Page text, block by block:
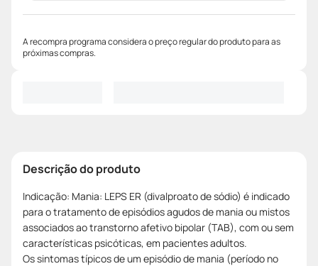
A recompra programa considera o preço regular do produto para as
próximas compras.
Descrição do produto
Indicação: Mania: LEPS ER (divalproato de sódio) é indicado
para o tratamento de episódios agudos de mania ou mistos
associados ao transtorno afetivo bipolar (TAB), com ou sem
características psicóticas, em pacientes adultos.
Os sintomas típicos de um episódio de mania (período no